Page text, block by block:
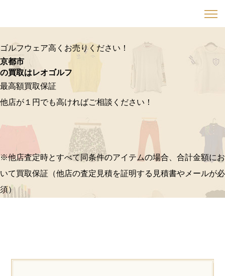
ゴルフウェア高くお売りください！
京都市
の買取はレオゴルフ
最高額買取保証
他店が１円でも高ければご相談ください！
※他店査定時とすべて同条件のアイテムの場合、合計金額にお
いて買取保証（他店の査定見積を証明する見積書やメールが必
須）